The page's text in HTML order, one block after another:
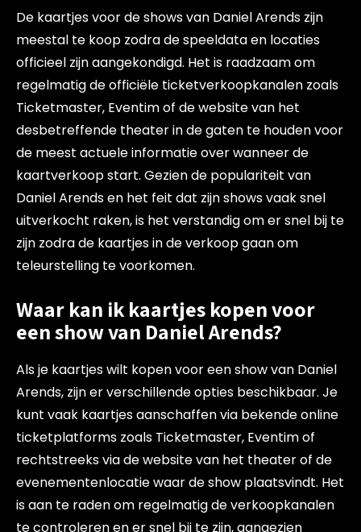
De kaartjes voor de shows van Daniel Arends zijn
meestal te koop zodra de speeldata en locaties
officieel zijn aangekondigd. Het is raadzaam om
regelmatig de officiële ticketverkoopkanalen zoals
Ticketmaster, Eventim of de website van het
desbetreffende theater in de gaten te houden voor
de meest actuele informatie over wanneer de
kaartverkoop start. Gezien de populariteit van
Daniel Arends en het feit dat zijn shows vaak snel
uitverkocht raken, is het verstandig om er snel bij te
zijn zodra de kaartjes in de verkoop gaan om
teleurstelling te voorkomen.
Waar kan ik kaartjes kopen voor
een show van Daniel Arends?
Als je kaartjes wilt kopen voor een show van Daniel
Arends, zijn er verschillende opties beschikbaar. Je
kunt vaak kaartjes aanschaffen via bekende online
ticketplatforms zoals Ticketmaster, Eventim of
rechtstreeks via de website van het theater of de
evenementenlocatie waar de show plaatsvindt. Het
is aan te raden om regelmatig de verkoopkanalen
te controleren en er snel bij te zijn, aangezien